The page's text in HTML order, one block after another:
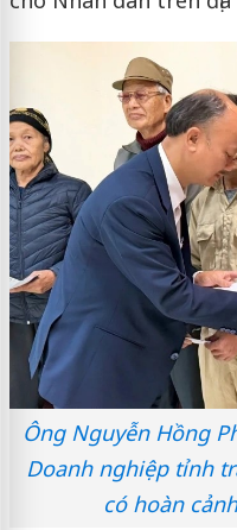
Ông Nguyễn Hồng
Doanh nghiệp tỉnh
có hoàn